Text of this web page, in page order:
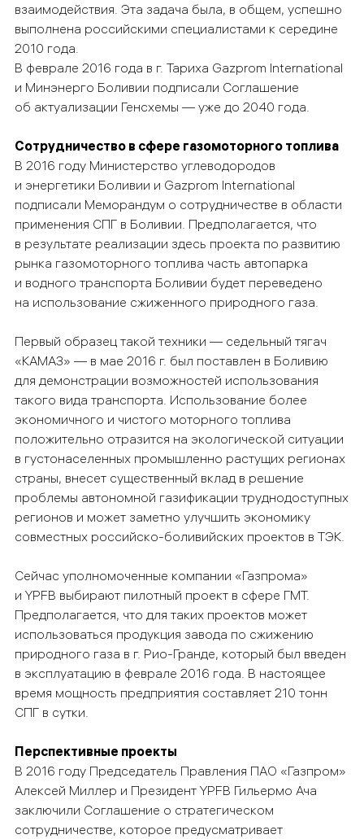
взаимодействия. Эта задача была, в общем, успешно
выполнена российскими специалистами к середине
2010 года.
В феврале 2016 года в г. Тариха Gazprom International
и Минэнерго Боливии подписали Соглашение
об актуализации Генсхемы — уже до 2040 года.
Сотрудничество в сфере газомоторного топлива
В 2016 году Министерство углеводородов
и энергетики Боливии и Gazprom International
подписали Меморандум о сотрудничестве в области
применения СПГ в Боливии. Предполагается, что
в результате реализации здесь проекта по развитию
рынка газомоторного топлива часть автопарка
и водного транспорта Боливии будет переведено
на использование сжиженного природного газа.
Первый образец такой техники — седельный тягач
«КАМАЗ» — в мае 2016 г. был поставлен в Боливию
для демонстрации возможностей использования
такого вида транспорта. Использование более
экономичного и чистого моторного топлива
положительно отразится на экологической ситуации
в густонаселенных промышленно растущих регионах
страны, внесет существенный вклад в решение
проблемы автономной газификации труднодоступных
регионов и может заметно улучшить экономику
совместных российско-боливийских проектов в ТЭК.
Сейчас уполномоченные компании «Газпрома»
и YPFB выбирают пилотный проект в сфере ГМТ.
Предполагается, что для таких проектов может
использоваться продукция завода по сжижению
природного газа в г. Рио-Гранде, который был введен
в эксплуатацию в феврале 2016 года. В настоящее
время мощность предприятия составляет 210 тонн
СПГ в сутки.
Перспективные проекты
В 2016 году Председатель Правления ПАО «Газпром»
Алексей Миллер и Президент YPFB Гильермо Ача
заключили Соглашение о стратегическом
сотрудничестве, которое предусматривает